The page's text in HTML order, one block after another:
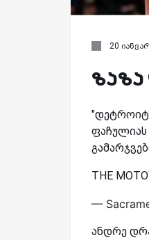
20
ზაზა
"დეტროიტ
ფაჩულიას
THE
—
ანდრე